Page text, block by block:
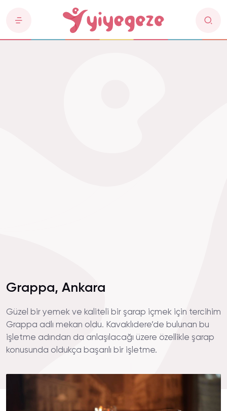
Grappa, Ankara
Güzel bir yemek ve kaliteli bir şarap içmek için tercihim
Grappa adlı mekan oldu. Kavaklıdere’de bulunan bu
işletme adından da anlaşılacağı üzere özellikle şarap
konusunda oldukça başarılı bir işletme.